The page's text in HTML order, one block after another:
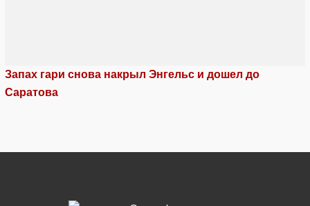
Запах гари снова накрыл Энгельс и дошел до
Саратова